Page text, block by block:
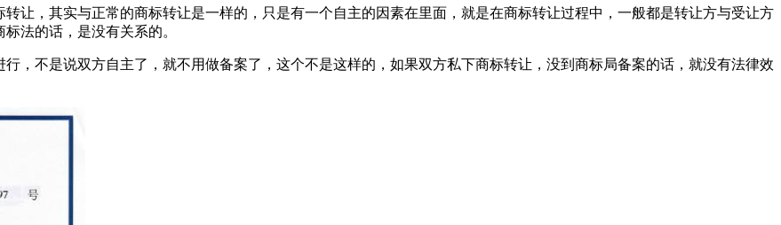
让，其实与正常的商标转让是一样的，只是有一个自主的因素在里面，就是在商标转让过程中，一般都是转让方与受让方
法的话，是没有关系的。
，不是说双方自主了，就不用做备案了，这个不是这样的，如果双方私下商标转让，没到商标局备案的话，就没有法律效